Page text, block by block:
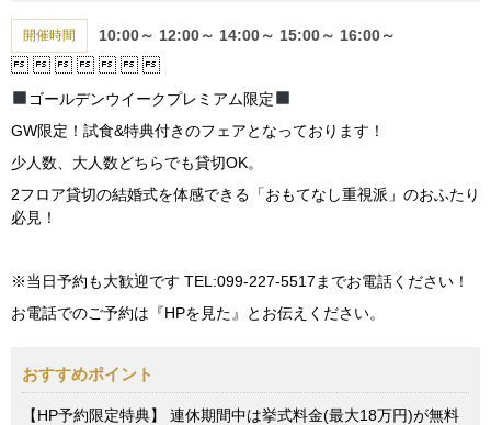
開催時間 10:00～ 12:00～ 14:00～ 15:00～ 16:00～
ゴールデンウイークプレミアム限定
GW限定！試食&特典付きのフェアとなっております！
少人数、大人数どちらでも貸切OK。
2フロア貸切の結婚式を体感できる「おもてなし重視派」のおふたり
必見！
※当日予約も大歓迎です TEL:099-227-5517までお電話ください！
お電話でのご予約は『HPを見た』とお伝えください。
おすすめポイント
【HP予約限定特典】 連休期間中は挙式料金(最大18万円)が無料